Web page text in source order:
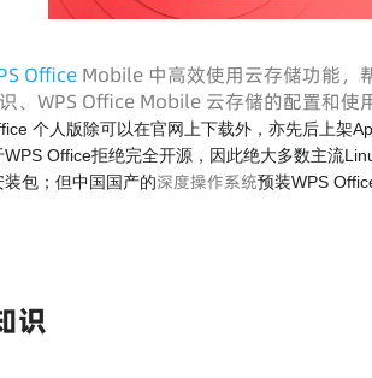
Office Mobile 中高效使用云存储功能，
、WPS Office Mobile 云存储的配置和使
个人版除可以在官网上下载外，亦先后上架
Office拒绝完全开源，因此绝大多数主流
包；但中国国产的深度操作系统预装WPS
识